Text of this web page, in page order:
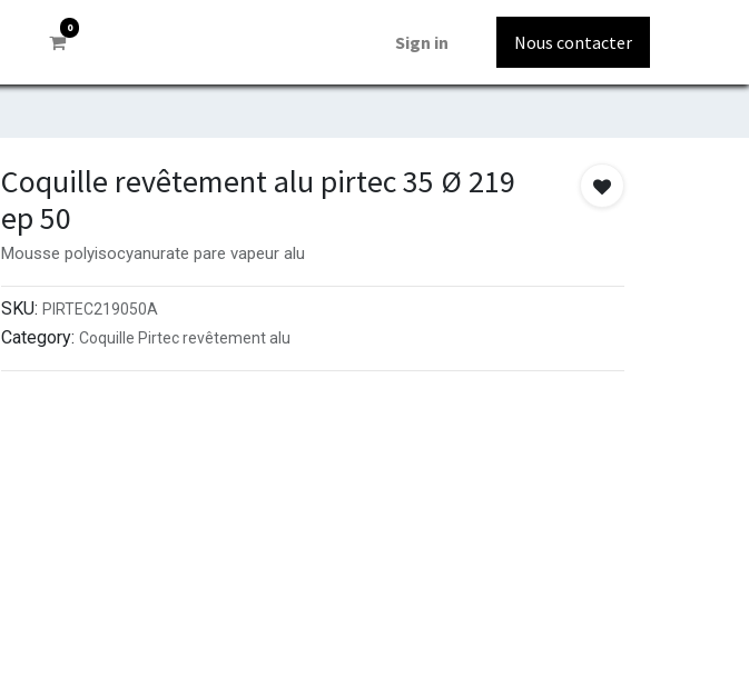
0
Sign in Nous contacter
Coquille revêtement alu pirtec 35 Ø 219
ep 50
Mousse polyisocyanurate pare vapeur alu
SKU: PIRTEC219050A
Category: Coquille Pirtec revêtement alu